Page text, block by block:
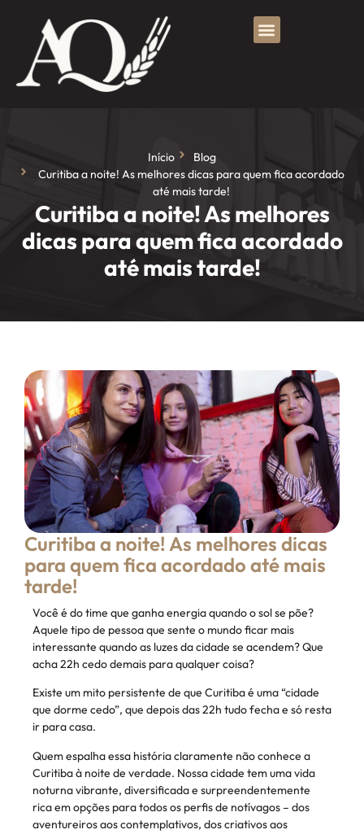
Início
Blog
Curitiba a noite! As melhores dicas para quem fica acordado
até mais tarde!
Curitiba a noite! As melhores
dicas para quem fica acordado
até mais tarde!
Curitiba a noite! As melhores dicas
para quem fica acordado até mais
tarde!
Você é do time que ganha energia quando o sol se põe?
Aquele tipo de pessoa que sente o mundo ficar mais
interessante quando as luzes da cidade se acendem? Que
acha 22h cedo demais para qualquer coisa?
Existe um mito persistente de que Curitiba é uma “cidade
que dorme cedo”, que depois das 22h tudo fecha e só resta
ir para casa.
Quem espalha essa história claramente não conhece a
Curitiba à noite de verdade. Nossa cidade tem uma vida
noturna vibrante, diversificada e surpreendentemente
rica em opções para todos os perfis de notívagos – dos
aventureiros aos contemplativos, dos criativos aos